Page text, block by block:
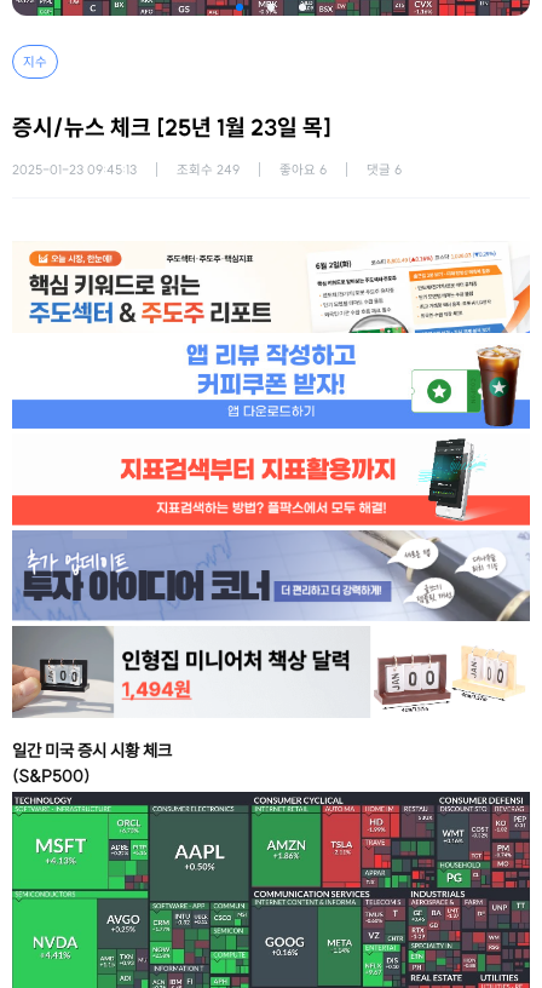
지수
증시/뉴스 체크 [25년 1월 23일 목]
2025-01-23 09:45:13 조회수 249 좋아요 6 댓글 6
일간 미국 증시 시황 체크
(S&P500)